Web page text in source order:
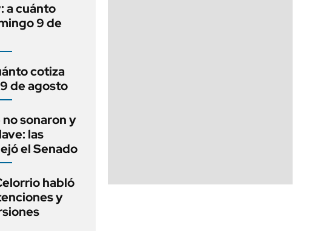
a cuánto
9 de
cotiza
de agosto
sonaron y
las
el Senado
habló
y